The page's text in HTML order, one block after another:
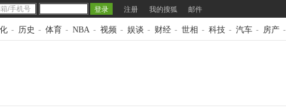
注册 我的搜狐 邮件
- 历史 - 体育 - NBA - 视频 - 娱谈 - 财经 - 世相 - 科技 - 汽车 - 房产 -